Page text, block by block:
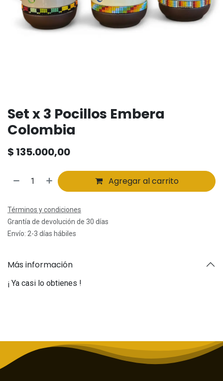
Set x 3 Pocillos Embera
Colombia
$ 135.000,00
Agregar al carrito
Términos y condiciones
Grantía de devolución de 30 días
Envío: 2-3 días hábiles
Más información
¡ Ya casi lo obtienes !